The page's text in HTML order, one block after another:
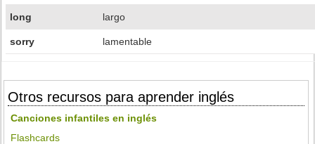
long largo
sorry lamentable
Otros recursos para aprender inglés
Canciones infantiles en inglés
Flashcards